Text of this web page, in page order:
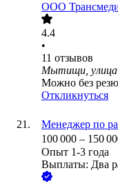
ООО
4.4
•
11 отзывов
Мытищи, улица
Можно без
Откликнуться
Менеджер по
100 000 – 150
Опыт 1-3 года
Выплаты: Два